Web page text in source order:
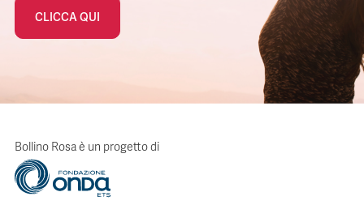
CLICCA QUI
Bollino Rosa è un progetto di